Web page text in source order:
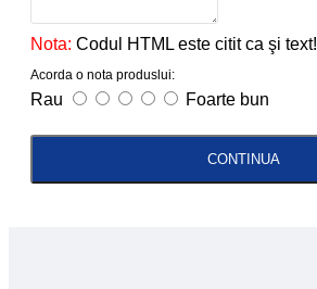
Nota: Codul HTML este citit ca şi text!
Acorda o nota produslui:
Rau Foarte bun
CONTINUA